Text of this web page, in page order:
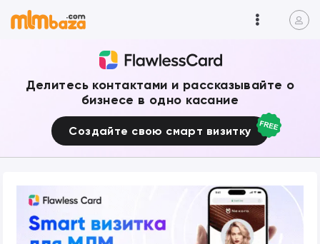
Делитесь контактами и рассказывайте о
бизнесе в одно касание
Создайте свою смарт визитку